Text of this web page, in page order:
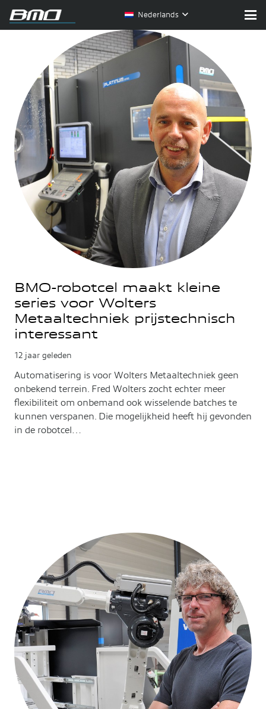
Nederlands
BMO-robotcel maakt kleine
series voor Wolters
Metaaltechniek prijstechnisch
interessant
12 jaar geleden
Automatisering is voor Wolters Metaaltechniek geen
onbekend terrein. Fred Wolters zocht echter meer
flexibiliteit om onbemand ook wisselende batches te
kunnen verspanen. Die mogelijkheid heeft hij gevonden
in de robotcel…